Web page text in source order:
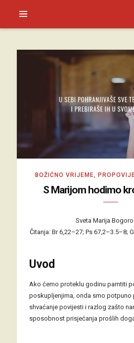
SAGUD.XYZ
BOŽIĆNO VRIJEME
S Marijom hodimo
Sveta Marija
Čitanja: Br 6,22–27; Ps 67,2–3.5–8;
Uvod
Ako ćemo proteklu godinu pamtiti
poskupljenjima, onda smo potpuno
shvaćanje povijesti i razlog zašto
sposobnost prisjećanja prošlih